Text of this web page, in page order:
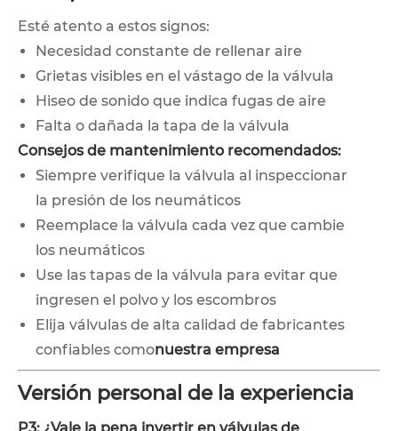
Esté atento a estos signos:
Necesidad constante de rellenar aire
Grietas visibles en el vástago de la válvula
Hiseo de sonido que indica fugas de aire
Falta o dañada la tapa de la válvula
Consejos de mantenimiento recomendados:
Siempre verifique la válvula al inspeccionar
la presión de los neumáticos
Reemplace la válvula cada vez que cambie
los neumáticos
Use las tapas de la válvula para evitar que
ingresen el polvo y los escombros
Elija válvulas de alta calidad de fabricantes
confiables comonuestra empresa
Versión personal de la experiencia